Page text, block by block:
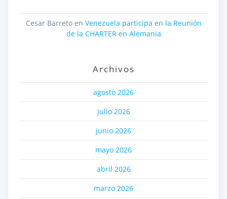
Cesar Barretoen Venezuela participa en la Reunión
de la CHARTER en Alemania
Archivos
agosto 2026
julio 2026
junio 2026
mayo 2026
abril 2026
marzo 2026